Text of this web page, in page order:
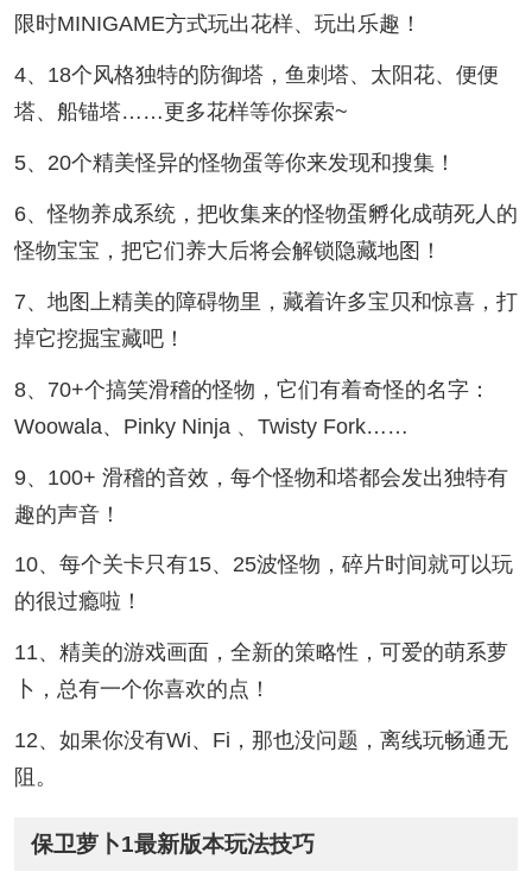
限时MINIGAME方式玩出花样、玩出乐趣！
4、18个风格独特的防御塔，鱼刺塔、太阳花、便便
塔、船锚塔……更多花样等你探索~
5、20个精美怪异的怪物蛋等你来发现和搜集！
6、怪物养成系统，把收集来的怪物蛋孵化成萌死人的
怪物宝宝，把它们养大后将会解锁隐藏地图！
7、地图上精美的障碍物里，藏着许多宝贝和惊喜，打
掉它挖掘宝藏吧！
8、70+个搞笑滑稽的怪物，它们有着奇怪的名字：
Woowala、Pinky Ninja 、Twisty Fork……
9、100+ 滑稽的音效，每个怪物和塔都会发出独特有
趣的声音！
10、每个关卡只有15、25波怪物，碎片时间就可以玩
的很过瘾啦！
11、精美的游戏画面，全新的策略性，可爱的萌系萝
卜，总有一个你喜欢的点！
12、如果你没有Wi、Fi，那也没问题，离线玩畅通无
阻。
保卫萝卜1最新版本玩法技巧